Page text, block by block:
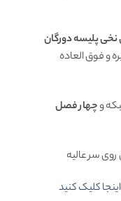
پلیسه دورگان
و فوق العاده
وچهار فصل
سر عالیه
کلیک کنید